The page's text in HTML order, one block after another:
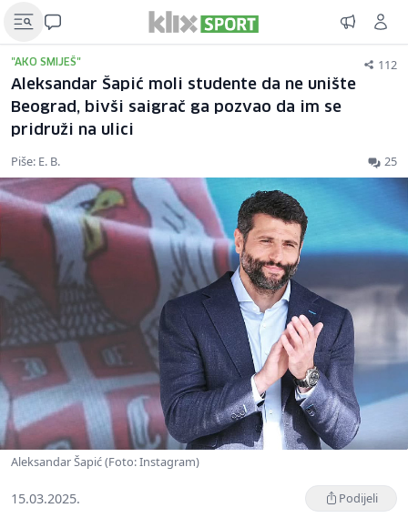
"AKO SMIJEŠ" 112
Aleksandar Šapić moli studente da ne unište
Beograd, bivši saigrač ga pozvao da im se
pridruži na ulici
Piše: E. B. 25
Aleksandar Šapić (Foto: Instagram)
15.03.2025. Podijeli